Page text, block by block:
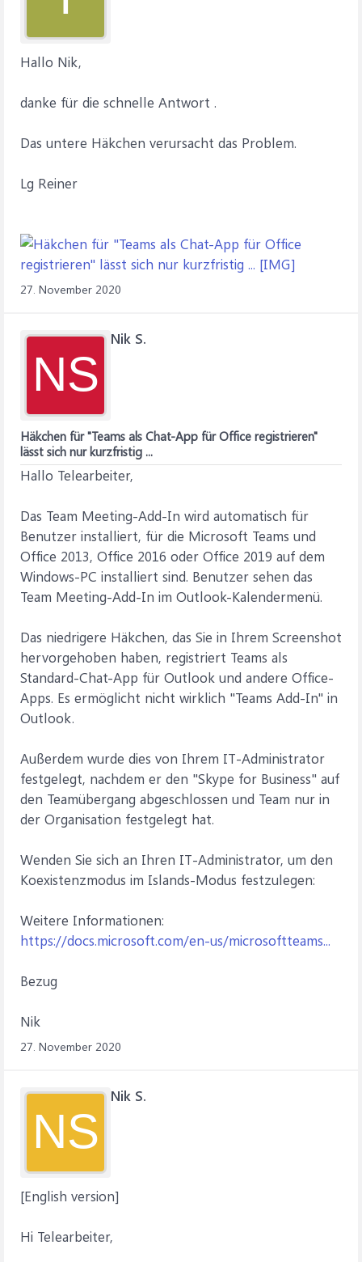
Hallo Nik,
danke für die schnelle Antwort .
Das untere Häkchen verursacht das Problem.
Lg Reiner
27. November 2020
NS
Nik S.
Häkchen für "Teams als Chat-App für Office registrieren"
lässt sich nur kurzfristig ...
Hallo Telearbeiter,
Das Team Meeting-Add-In wird automatisch für
Benutzer installiert, für die Microsoft Teams und
Office 2013, Office 2016 oder Office 2019 auf dem
Windows-PC installiert sind. Benutzer sehen das
Team Meeting-Add-In im Outlook-Kalendermenü.
Das niedrigere Häkchen, das Sie in Ihrem Screenshot
hervorgehoben haben, registriert Teams als
Standard-Chat-App für Outlook und andere Office-
Apps. Es ermöglicht nicht wirklich "Teams Add-In" in
Outlook.
Außerdem wurde dies von Ihrem IT-Administrator
festgelegt, nachdem er den "Skype for Business" auf
den Teamübergang abgeschlossen und Team nur in
der Organisation festgelegt hat.
Wenden Sie sich an Ihren IT-Administrator, um den
Koexistenzmodus im Islands-Modus festzulegen:
Weitere Informationen:
https://docs.microsoft.com/en-us/microsoftteams...
Bezug
Nik
27. November 2020
NS
Nik S.
[English version]
Hi Telearbeiter,